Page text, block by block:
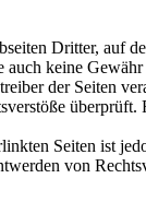
Dritter, auf
keine
der Seiten
Seiten ist
von